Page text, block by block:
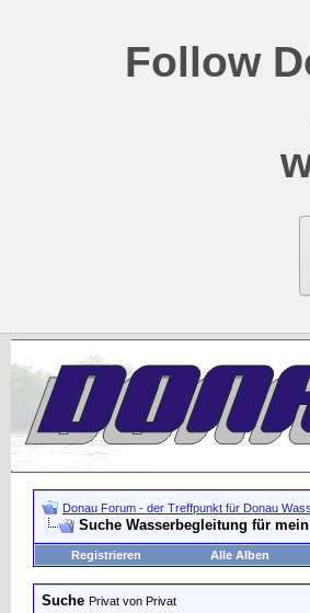
Follow
Donau Forum - der Treffpunkt für Donau
Suche Wasserbegleitung für
Registrieren Alle Alben
Suche Privat von Privat